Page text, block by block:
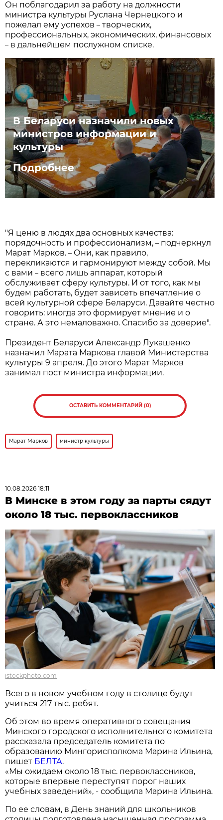
Он поблагодарил за работу на должности
министра культуры Руслана Чернецкого и
пожелал ему успехов– творческих,
профессиональных, экономических, финансовых
– в дальнейшем послужном списке.
В Беларуси назначили новых
министров информации и
культуры
Подробнее
"Я ценю в людях два основных качества:
порядочность и профессионализм,– подчеркнул
Марат Марков.– Они, как правило,
перекликаются и гармонируют между собой. Мы
с вами– всего лишь аппарат, который
обслуживает сферу культуры. И от того, как мы
будем работать, будет зависеть впечатление о
всей культурной сфере Беларуси. Давайте честно
говорить: иногда это формирует мнение и о
стране. А это немаловажно. Спасибо за доверие".
Президент Беларуси Александр Лукашенко
назначил Марата Маркова главой Министерства
культуры 9 апреля. До этого Марат Марков
занимал пост министра информации.
ОСТАВИТЬ КОММЕНТАРИЙ (0)
Марат Марков министр культуры
10.08.2026 18:11
В Минске в этом году за парты сядут
около 18 тыс. первоклассников
istockphoto.com
Всего в новом учебном году в столице будут
учиться 217 тыс. ребят.
Об этом во время оперативного совещания
Минского городского исполнительного комитета
рассказала председатель комитета по
образованию Мингорисполкома Марина Ильина,
пишет БЕЛТА.
«Мы ожидаем около 18 тыс. первоклассников,
которые впервые переступят порог наших
учебных заведений», - сообщила Марина Ильина.
По ее словам, в День знаний для школьников